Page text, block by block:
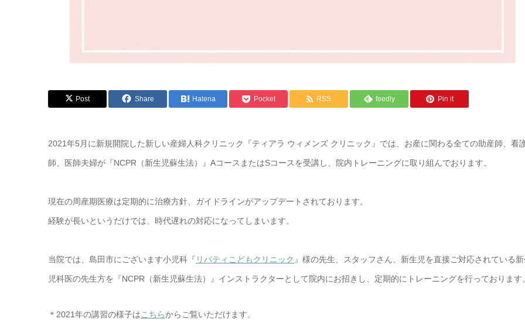
Post Share Hatena Pocket RSS feedly Pin it
2021年5月に新規開院した新しい産婦人科クリニック『ティアラ ウィメンズ クリニック』では、お産に関わる全ての助産師、看
師、医師夫婦が『NCPR（新生児蘇生法）』AコースまたはSコースを受講し、院内トレーニングに取り組んでおります。
現在の周産期医療は定期的に治療方針、ガイドラインがアップデートされております。
経験が長いというだけでは、時代遅れの対応になってしまいます。
当院では、島田市にございます小児科『 リバティこどもクリニック 』様の先生、スタッフさん、新生児を直接ご対応されている
児科医の先生方を『NCPR（新生児蘇生法）』インストラクターとして院内にお招きし、定期的にトレーニングを行っております
＊2021年の講習の様子はこちらからご覧いただけます。